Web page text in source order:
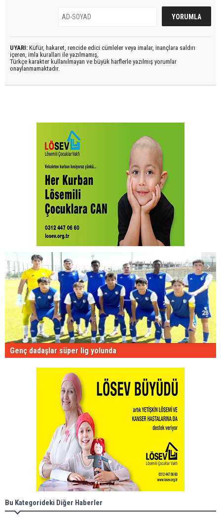
UYARI: Küfür, hakaret, rencide edici cümleler veya imalar, inançlara saldırı
içeren, imla kuralları ile yazılmamış,
Türkçe karakter kullanılmayan ve büyük harflerle yazılmış yorumlar
onaylanmamaktadır.
Genç dadaşlar süper lig yolunda
Bu Kategorideki Diğer Haberler